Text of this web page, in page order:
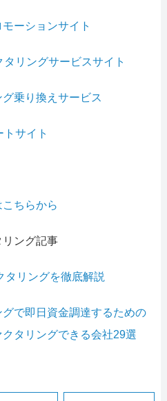
ーションサイト
タリングサービスサイト
乗り換えサービス
トサイト
こちらから
ング記事
タリングを徹底解説
グで即日資金調達するための
タリングできる会社29選